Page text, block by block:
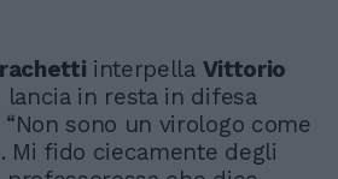
interpella Vittorio
lancia in resta in difesa
“Non sono un virologo come
. Mi fido ciecamente degli